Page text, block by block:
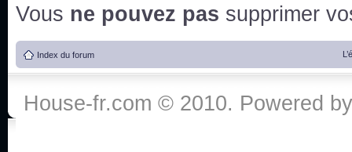
Vous ne pouvez pas supprimer
Index du forum
House-fr.com © 2010. Powered